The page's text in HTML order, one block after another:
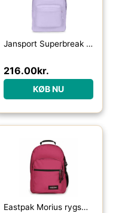
Jansport Superbreak One 26 L-pastel lilac – Skoletasker / -rygsække
216.00kr.
KØB NU
Eastpak Morius rygsæk 34L-ruby pink – Skoletasker / -rygsække